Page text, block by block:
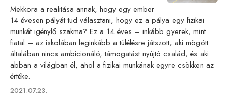
Mekkora a realitása annak, hogy egy ember
14 évesen pályát tud választani, hogy ez a pálya egy fizikai
munkát igénylő szakma? Ez a 14 éves – inkább gyerek, mint
fiatal – az iskolában leginkább a túlélésre játszott, aki mögött
általában nincs ambicionáló, támogatást nyújtó család, és aki
abban a világban él, ahol a fizikai munkának egyre csökken az
értéke.
Published
2021.07.23.